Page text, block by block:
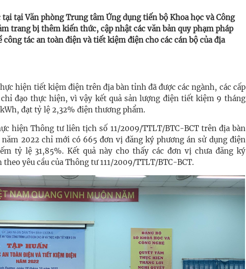
tại Văn phòng Trung tâm Ứng dụng tiến bộ Khoa học và Công
trang bị thêm kiến thức, cập nhật các văn bản quy phạm pháp
tác an toàn điện và tiết kiệm điện cho các cán bộ của địa
hiện tiết kiệm điện trên địa bàn tỉnh đã được các ngành, các cấp
đạo thực hiện, vì vậy kết quả sản lượng điện tiết kiệm 9 tháng
đạt tỷ lệ 2,32% điện thương phẩm.
hiện Thông tư liên tịch số 11/2009/TTLT/BTC-BCT trên địa bàn
2022 chỉ mới có 665 đơn vị đăng ký phương án sử dụng điện
tỷ lệ 31,85%. Kết quả này cho thấy các đơn vị chưa đăng ký
yêu cầu của Thông tư 111/2009/TTLT/BTC-BCT.